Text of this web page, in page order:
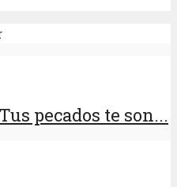
pecados te son...